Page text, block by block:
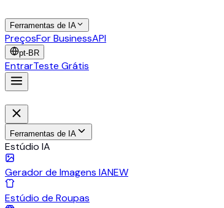
Ferramentas de IA
PreçosFor BusinessAPI
pt-BR
EntrarTeste Grátis
Ferramentas de IA
Estúdio IA
Gerador de Imagens IANEW
Estúdio de Roupas